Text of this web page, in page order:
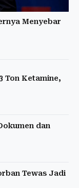
Menyebar
Ton Ketamine,
dan
Tewas Jadi